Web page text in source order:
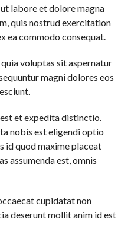
labore et dolore magna
quis nostrud exercitation
ea commodo consequat.
voluptas sit aspernatur
magni dolores eos
et expedita distinctio.
nobis est eligendi optio
id quod maxime placeat
assumenda est, omnis
cupidatat non
deserunt mollit anim id est